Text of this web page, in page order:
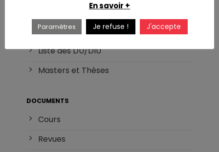
DES d’hématologie
Réforme du DES
Liste des DU/DIU
Masters et Thèses
DOCUMENTS
Cours
Revues
En savoir +
Paramètres Je refuse ! J'accepte